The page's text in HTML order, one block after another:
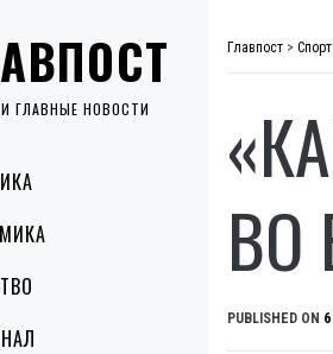
ГЛАВНЫЕ НОВОСТИ
Главпост > Спорт
ВО
PUBLISHED ON